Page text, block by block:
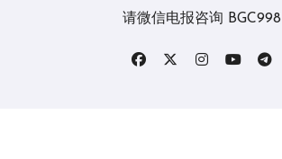
请微信电报咨询 BGC998